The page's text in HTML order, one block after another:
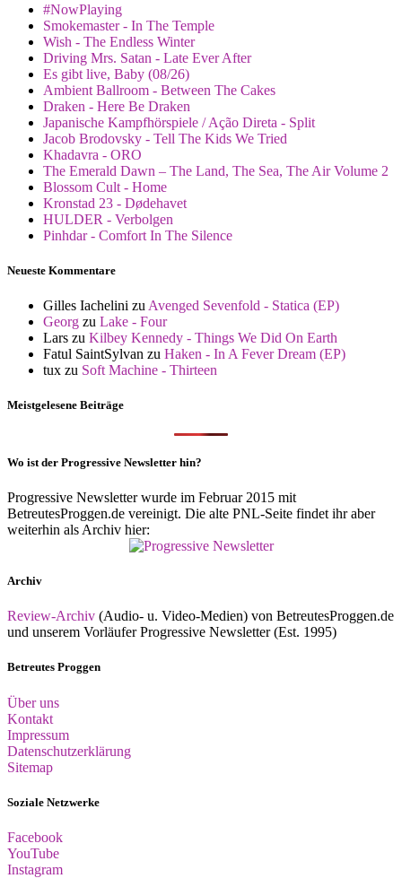
#NowPlaying
Smokemaster - In The Temple
Wish - The Endless Winter
Driving Mrs. Satan - Late Ever After
Es gibt live, Baby (08/26)
Ambient Ballroom - Between The Cakes
Draken - Here Be Draken
Japanische Kampfhörspiele / Ação Direta - Split
Jacob Brodovsky - Tell The Kids We Tried
Khadavra - ORO
The Emerald Dawn – The Land, The Sea, The Air Volume 2
Blossom Cult - Home
Kronstad 23 - Dødehavet
HULDER - Verbolgen
Pinhdar - Comfort In The Silence
Neueste Kommentare
Gilles Iachelini zu Avenged Sevenfold - Statica (EP)
Georg zu Lake - Four
Lars zu Kilbey Kennedy - Things We Did On Earth
Fatul SaintSylvan zu Haken - In A Fever Dream (EP)
tux zu Soft Machine - Thirteen
Meistgelesene Beiträge
Wo ist der Progressive Newsletter hin?
Progressive Newsletter wurde im Februar 2015 mit
BetreutesProggen.de vereinigt. Die alte PNL-Seite findet ihr aber
weiterhin als Archiv hier:
Archiv
Review-Archiv (Audio- u. Video-Medien) von BetreutesProggen.de
und unserem Vorläufer Progressive Newsletter (Est. 1995)
Betreutes Proggen
Über uns
Kontakt
Impressum
Datenschutzerklärung
Sitemap
Soziale Netzwerke
Facebook
YouTube
Instagram